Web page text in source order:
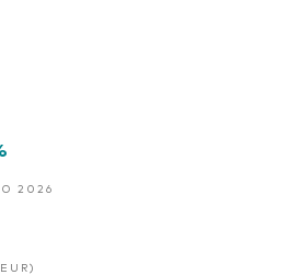
2026